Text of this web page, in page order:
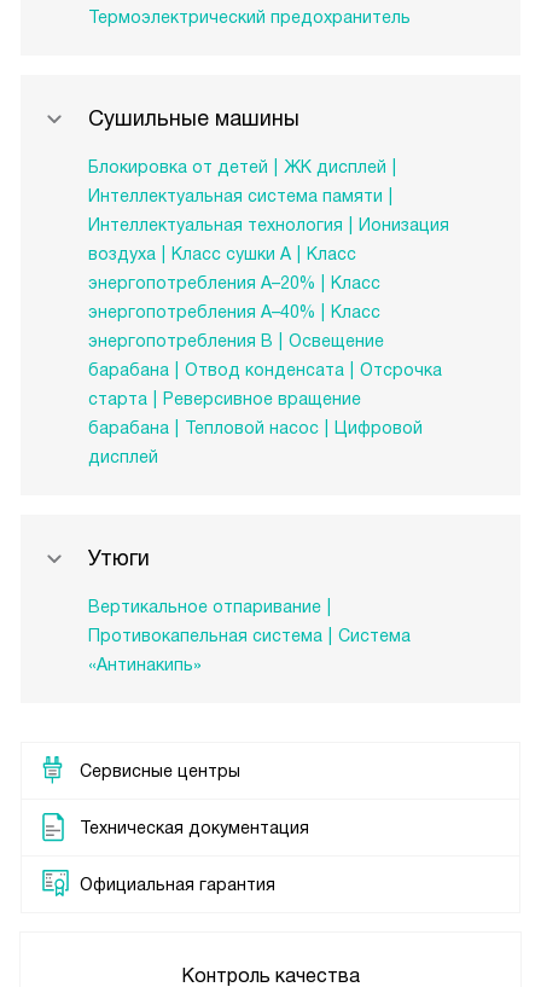
Термоэлектрический предохранитель
Сушильные машины
Блокировка от детей
ЖК дисплей
Интеллектуальная система памяти
Интеллектуальная технология
Ионизация
воздуха
Класс сушки А
Класс
энергопотребления A–20%
Класс
энергопотребления A–40%
Класс
энергопотребления B
Освещение
барабана
Отвод конденсата
Отсрочка
старта
Реверсивное вращение
барабана
Тепловой насос
Цифровой
дисплей
Утюги
Вертикальное отпаривание
Противокапельная система
Система
«Антинакипь»
Сервисные центры
Техническая документация
Официальная гарантия
Контроль качества